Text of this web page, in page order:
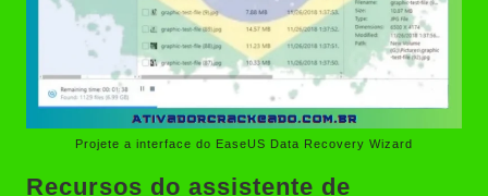
Projete a interface do EaseUS Data Recovery Wizard
Recursos do assistente de